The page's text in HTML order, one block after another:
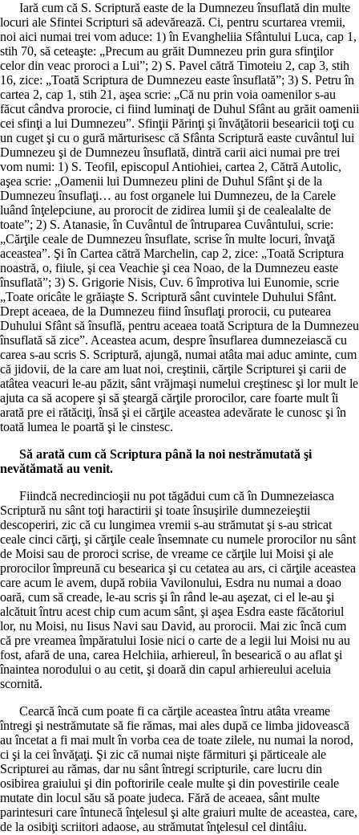
Iară cum că S. Scriptură easte de la Dumnezeu însuflată din multe
locuri ale Sfintei Scripturi să adevărează. Ci, pentru scurtarea vremii,
noi aici numai trei vom aduce: 1) în Evangheliia Sfântului Luca, cap 1,
stih 70, să ceteaşte: „Precum au grăit Dumnezeu prin gura sfinţilor
celor din veac proroci a Lui”; 2) S. Pavel cătră Timoteiu 2, cap 3, stih
16, zice: „Toată Scriptura de Dumnezeu easte însuflată”; 3) S. Petru în
cartea 2, cap 1, stih 21, aşea scrie: „Că nu prin voia oamenilor s-au
făcut cândva prorocie, ci fiind luminaţi de Duhul Sfânt au grăit oamenii
cei sfinţi a lui Dumnezeu”. Sfinţii Părinţi şi învăţătorii besearicii toţi cu
un cuget şi cu o gură mărturisesc că Sfânta Scriptură easte cuvântul lui
Dumnezeu şi de Dumnezeu însuflată, dintră carii aici numai pre trei
vom numi: 1) S. Teofil, episcopul Antiohiei, cartea 2, Cătră Autolic,
aşea scrie: „Oamenii lui Dumnezeu plini de Duhul Sfânt şi de la
Dumnezeu însuflaţi… au fost organele lui Dumnezeu, de la Carele
luând înţelepciune, au prorocit de zidirea lumii şi de cealealalte de
toate”; 2) S. Atanasie, în Cuvântul de întruparea Cuvântului, scrie:
„Cărţile ceale de Dumnezeu însuflate, scrise în multe locuri, învaţă
aceastea”. Şi în Cartea cătră Marchelin, cap 2, zice: „Toată Scriptura
noastră, o, fiiule, şi cea Veachie şi cea Noao, de la Dumnezeu easte
însuflată”; 3) S. Grigorie Nisis, Cuv. 6 împrotiva lui Eunomie, scrie
„Toate oricâte le grăiaşte S. Scriptură sânt cuvintele Duhului Sfânt.
Drept aceaea, de la Dumnezeu fiind însuflaţi prorocii, cu putearea
Duhului Sfânt să însuflă, pentru aceaea toată Scriptura de la Dumnezeu
însuflată să zice”. Aceastea acum, despre însuflarea dumnezeiască cu
carea s-au scris S. Scriptură, ajungă, numai atâta mai aduc aminte, cum
că jidovii, de la care am luat noi, creştinii, cărţile Scripturei şi carii de
atâtea veacuri le-au păzit, sânt vrăjmaşi numelui creştinesc şi lor mult le
ajuta ca să acopere şi să şteargă cărţile prorocilor, care foarte mult îi
arată pre ei rătăciţi, însă şi ei cărţile aceastea adevărate le cunosc şi în
toată lumea le poartă şi le cinstesc.
Să arată cum că Scriptura până la noi nestrămutată şi
nevătămată au venit.
Fiindcă necredincioşii nu pot tăgădui cum că în Dumnezeiasca
Scriptură nu sânt toţi haractirii şi toate însuşirile dumnezeieştii
descoperiri, zic că cu lungimea vremii s-au strămutat şi s-au stricat
ceale cinci cărţi, şi cărţile ceale însemnate cu numele prorocilor nu sânt
de Moisi sau de proroci scrise, de vreame ce cărţile lui Moisi şi ale
prorocilor împreună cu besearica şi cu cetatea au ars, ci cărţile aceastea
care acum le avem, după robiia Vavilonului, Esdra nu numai a doao
oară, cum să creade, le-au scris şi în rând le-au aşezat, ci el le-au şi
alcătuit întru acest chip cum acum sânt, şi aşea Esdra easte făcătoriul
lor, nu Moisi, nu Iisus Navi sau David, au prorocii. Mai zic încă cum
că pre vreamea împăratului Iosie nici o carte de a legii lui Moisi nu au
fost, afară de una, carea Helchiia, arhiereul, în besearică o au aflat şi
înaintea norodului o au cetit, şi doară din capul arhiereului aceluia
scornită.
Cearcă încă cum poate fi ca cărţile aceastea întru atâta vreame
întregi şi nestrămutate să fie rămas, mai ales după ce limba jidovească
au încetat a fi mai mult în vorba cea de toate zilele, nu numai la norod,
ci şi la cei învăţaţi. Şi zic că numai nişte fărmituri şi părticeale ale
Scripturei au rămas, dar nu sânt întregi scripturile, care lucru din
osibirea graiului şi din poftoririle ceale multe şi din povestirile ceale
mutate din locul său să poate judeca. Fără de aceaea, sânt multe
parintesuri care întunecă înţelesul şi alte graiuri multe de aceastea, care,
de la osibiţi scriitori adaose, au strămutat înţelesul cel dintâiu.